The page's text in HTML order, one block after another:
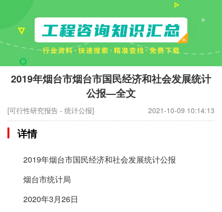
2019年烟台市烟台市国民经济和社会发展统计
公报—全文
[可行性研究报告 - 统计公报] 2021-10-09 10:14:13
详情
2019年烟台市国民经济和社会发展统计公报
烟台市统计局
2020年3月26日